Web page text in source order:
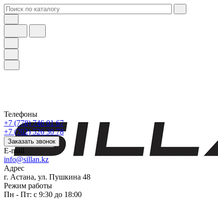
Телефоны
+7 (778) 746 01 67
+7 (702) 526 30 78
Заказать звонок
E-mail
info@sillan.kz
Адрес
г. Астана, ул. Пушкина 48
Режим работы
Пн - Пт: с 9:30 до 18:00